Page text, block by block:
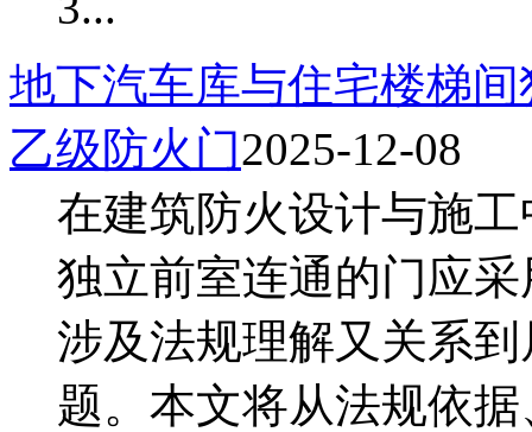
地下汽车库与住宅楼梯
乙级防火门2025-12-08
在建筑防火设计与施
独立前室连通的门应
涉及法规理解又关系
题。本文将从法规依